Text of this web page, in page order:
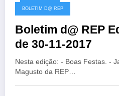
30/11/2017
BOLETIM D@ REP
Boletim d@ REP
de 30-11-2017
Nesta edição: - Boas Festas. -
Magusto da REP…